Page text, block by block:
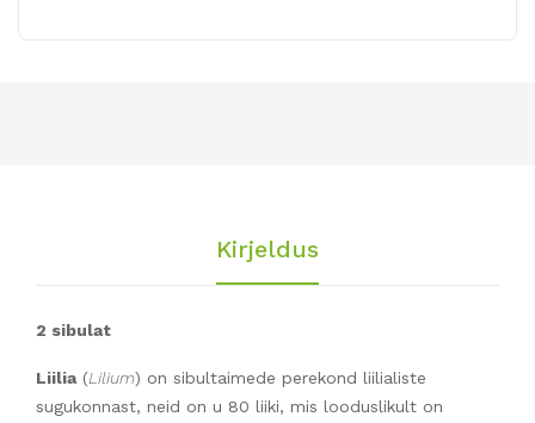
BO
Kirjeldus
2 sibulat
Liilia(Lilium) on sibultaimede perekond liilialiste
sugukonnast, neid on u 80 liiki, mis looduslikult on